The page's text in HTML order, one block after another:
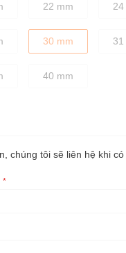
22 mm 24
30 mm 31
40 mm
chúng tôi sẽ liên hệ khi có